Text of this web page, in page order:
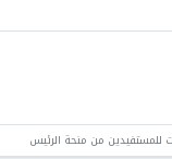
للمستفيدين من منحة الرئيس